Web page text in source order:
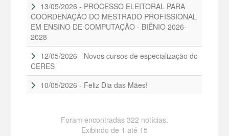
13/05/2026 - PROCESSO ELEITORAL PARA
COORDENAÇÃO DO MESTRADO PROFISSIONAL
EM ENSINO DE COMPUTAÇÃO - BIÊNIO 2026-
2028
12/05/2026 - Novos cursos de especialização do
CERES
10/05/2026 - Feliz Dia das Mães!
Foram encontradas 322 notícias.
Exibindo de 1 até 15